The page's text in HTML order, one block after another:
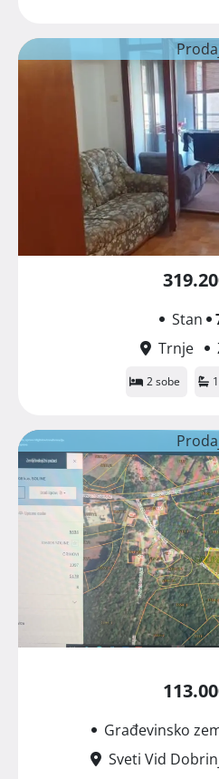
Stan
Trnje
2 sobe
Građevinsko
Sveti Vid